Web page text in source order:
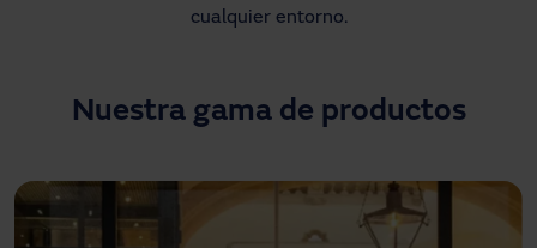
¿Necesitas asistencia?
Contacto
Mi área
cualquier entorno.
Nuestra gama de productos